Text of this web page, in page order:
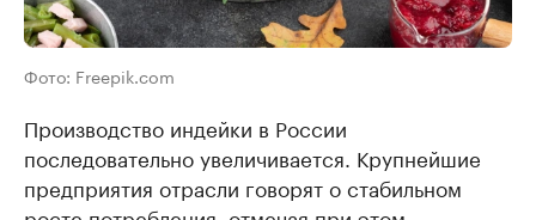
Фото: Freepik.com
Производство индейки в России
последовательно увеличивается. Крупнейшие
предприятия отрасли говорят о стабильном